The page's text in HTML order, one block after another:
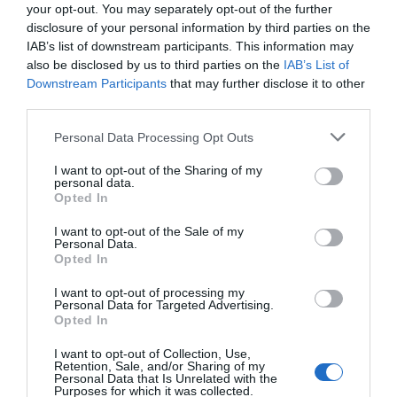
your opt-out. You may separately opt-out of the further
disclosure of your personal information by third parties on the
IAB’s list of downstream participants. This information may
also be disclosed by us to third parties on the IAB’s List of
Downstream Participants that may further disclose it to other
Personal Data Processing Opt Outs
I want to opt-out of the Sharing of my
personal data.
Opted In
I want to opt-out of the Sale of my
Personal Data.
Opted In
I want to opt-out of processing my
Personal Data for Targeted Advertising.
Opted In
I want to opt-out of Collection, Use,
Retention, Sale, and/or Sharing of my
Personal Data that Is Unrelated with the
Purposes for which it was collected.
Artículos anteriores
Opinión
Enormes minucias
por Eulogio López
Nokia, Ericsson... Huawei: lo que importan
son las patentes